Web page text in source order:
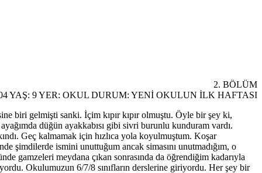
2. BÖLÜM
YAŞ: 9 YER: OKUL DURUM: YENİ OKULUN İLK HAFTASI
biri gelmişti sanki. İçim kıpır kıpır olmuştu. Öyle bir şey ki,
düğün ayakkabısı gibi sivri burunlu kunduram vardı.
Geç kalmamak için hızlıca yola koyulmuştum. Koşar
şimdilerde ismini unuttuğum ancak simasını unutmadığım, o
gamzeleri meydana çıkan sonrasında da öğrendiğim kadarıyla
Okulumuzun 6/7/8 sınıfların derslerine giriyordu. Her şey bir